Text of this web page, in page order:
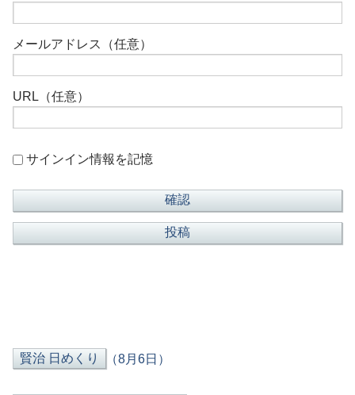
メールアドレス（任意）
URL（任意）
サインイン情報を記憶
（8月6日）